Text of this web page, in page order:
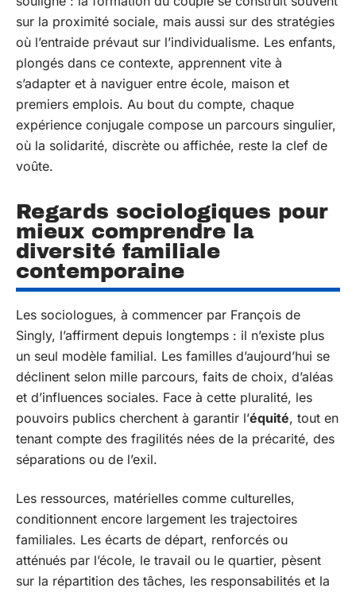
sur la proximité sociale, mais aussi sur des stratégies
où l’entraide prévaut sur l’individualisme. Les enfants,
plongés dans ce contexte, apprennent vite à
s’adapter et à naviguer entre école, maison et
premiers emplois. Au bout du compte, chaque
expérience conjugale compose un parcours singulier,
où la solidarité, discrète ou affichée, reste la clef de
voûte.
Regards sociologiques pour
mieux comprendre la
diversité familiale
contemporaine
Les sociologues, à commencer par François de
Singly, l’affirment depuis longtemps : il n’existe plus
un seul modèle familial. Les familles d’aujourd’hui se
déclinent selon mille parcours, faits de choix, d’aléas
et d’influences sociales. Face à cette pluralité, les
pouvoirs publics cherchent à garantir l’équité, tout en
tenant compte des fragilités nées de la précarité, des
séparations ou de l’exil.
Les ressources, matérielles comme culturelles,
conditionnent encore largement les trajectoires
familiales. Les écarts de départ, renforcés ou
atténués par l’école, le travail ou le quartier, pèsent
sur la répartition des tâches, les responsabilités et la